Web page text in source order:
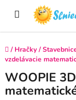
Domov
/ Hračky /
vzdelávacie
WOOPIE